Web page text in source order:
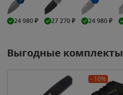
24 980₽ 27 270₽ 24 980₽
Выгодные комплекты
- 10%